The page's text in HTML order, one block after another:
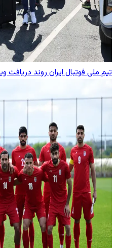
تیم ملی فوتبال ایران روند دریافت